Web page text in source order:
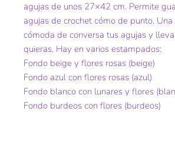
agujas de unos 27×42 cm. Permite
agujas de crochet cómo de punto.
cómoda de conversa tus agujas y
quieras. Hay en varios estampados:
Fondo beige y flores rosas (beige)
Fondo azul con flores rosas (azul)
Fondo blanco con lunares y flores
Fondo burdeos con flores (burdeos)